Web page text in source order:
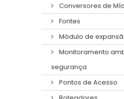
Conversores de
Fontes
Módulo de
Monitoramento
segurança
Pontos de Acesso